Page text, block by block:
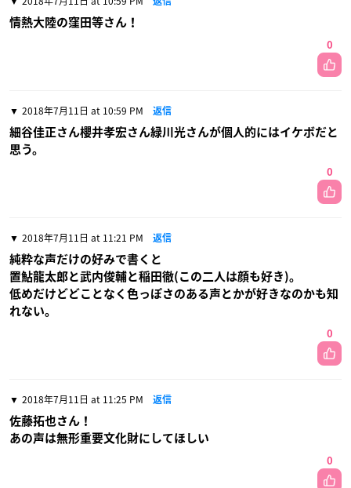
情熱大陸の窪田等さん！
0
2018年7月11日 at 10:59 PM 返信
細谷佳正さん櫻井孝宏さん緑川光さんが個人的にはイケボだと
思う。
0
2018年7月11日 at 11:21 PM 返信
純粋な声だけの好みで書くと
置鮎龍太郎と武内俊輔と稲田徹(この二人は顔も好き)。
低めだけどどことなく色っぽさのある声とかが好きなのかも知
れない。
0
2018年7月11日 at 11:25 PM 返信
佐藤拓也さん！
あの声は無形重要文化財にしてほしい
0